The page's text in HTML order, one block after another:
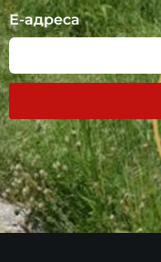
Е-адреса